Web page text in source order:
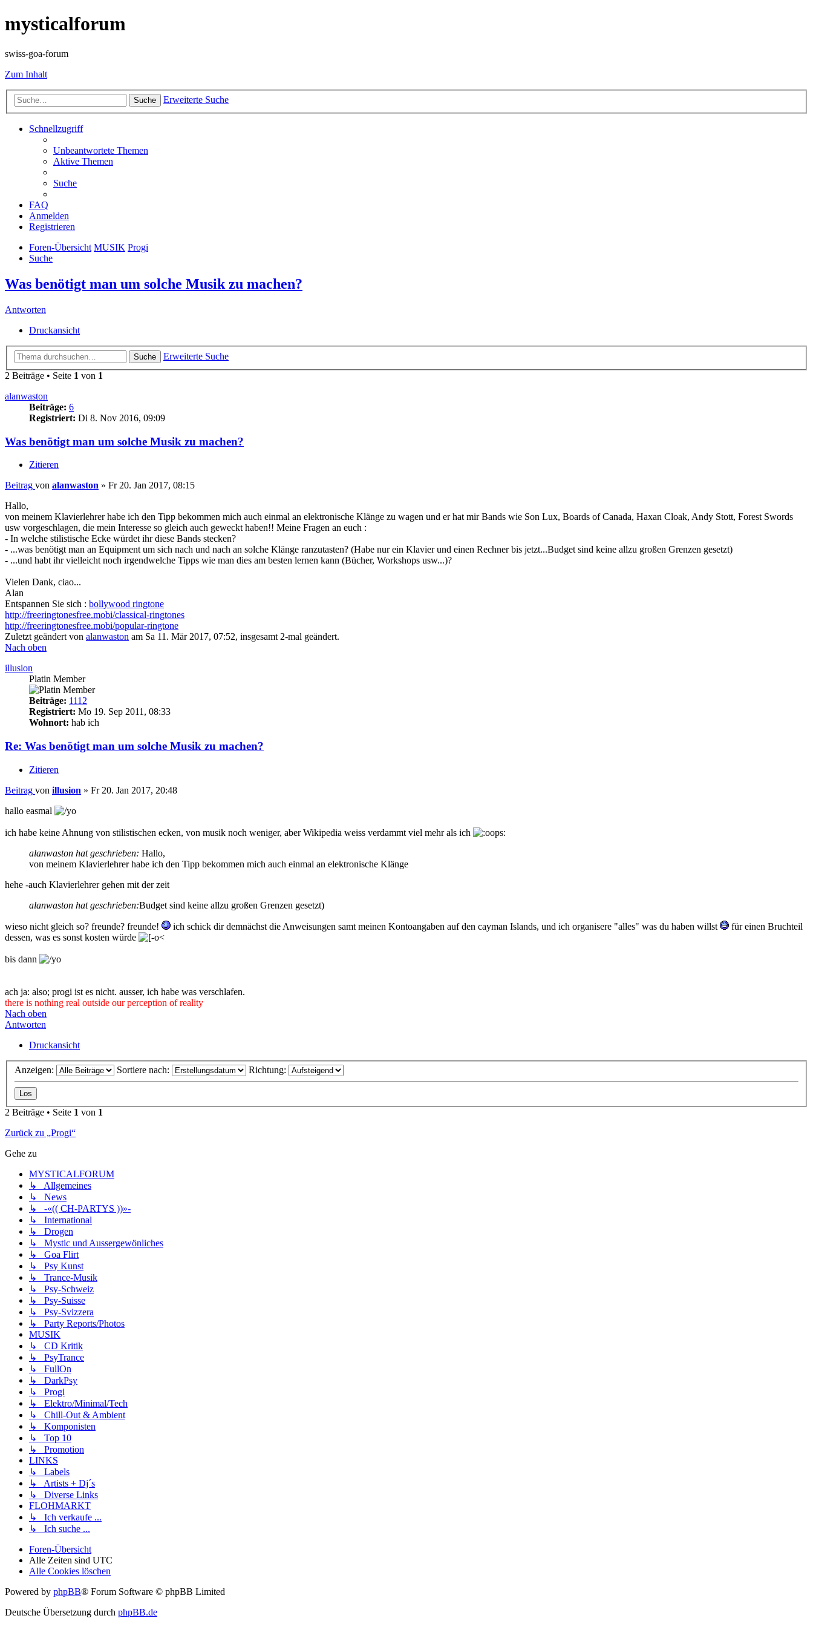
mysticalforum
swiss-goa-forum
Zum Inhalt
Suche Erweiterte Suche
Schnellzugriff
Unbeantwortete Themen
Aktive Themen
Suche
FAQ
Anmelden
Registrieren
Foren-Übersicht MUSIK Progi
Suche
Was benötigt man um solche Musik zu machen?
Antworten
Druckansicht
Suche
Erweiterte Suche
2 Beiträge • Seite 1 von 1
alanwaston
Beiträge: 6
Registriert: Di 8. Nov 2016, 09:09
Was benötigt man um solche Musik zu machen?
Zitieren
Beitrag von alanwaston » Fr 20. Jan 2017, 08:15
Hallo,
von meinem Klavierlehrer habe ich den Tipp bekommen mich auch einmal an elektronische Klänge zu wagen und er hat mir Bands wie Son Lux, Boards of Canada, Haxan Cloak, Andy Stott, Forest Swords
usw vorgeschlagen, die mein Interesse so gleich auch geweckt haben!! Meine Fragen an euch :
- In welche stilistische Ecke würdet ihr diese Bands stecken?
- ...was benötigt man an Equipment um sich nach und nach an solche Klänge ranzutasten? (Habe nur ein Klavier und einen Rechner bis jetzt...Budget sind keine allzu großen Grenzen gesetzt)
- ...und habt ihr vielleicht noch irgendwelche Tipps wie man dies am besten lernen kann (Bücher, Workshops usw...)?
Vielen Dank, ciao...
Alan
Entspannen Sie sich : bollywood ringtone
http://freeringtonesfree.mobi/classical-ringtones
http://freeringtonesfree.mobi/popular-ringtone
Zuletzt geändert von alanwaston am Sa 11. Mär 2017, 07:52, insgesamt 2-mal geändert.
Nach oben
illusion
Platin Member
Beiträge: 1112
Registriert: Mo 19. Sep 2011, 08:33
Wohnort: hab ich
Re: Was benötigt man um solche Musik zu machen?
Zitieren
Beitrag von illusion » Fr 20. Jan 2017, 20:48
hallo easmal
ich habe keine Ahnung von stilistischen ecken, von musik noch weniger, aber Wikipedia weiss verdammt viel mehr als ich
alanwaston hat geschrieben: Hallo,
von meinem Klavierlehrer habe ich den Tipp bekommen mich auch einmal an elektronische Klänge
hehe -auch Klavierlehrer gehen mit der zeit
alanwaston hat geschrieben:Budget sind keine allzu großen Grenzen gesetzt)
wieso nicht gleich so? freunde? freunde! ich schick dir demnächst die Anweisungen samt meinen Kontoangaben auf den cayman Islands, und ich organisere "alles" was du haben willst
für einen Bruchteil
dessen, was es sonst kosten würde
bis dann
ach ja: also; progi ist es nicht. ausser, ich habe was verschlafen.
there is nothing real outside our perception of reality
Nach oben
Antworten
Druckansicht
Anzeigen: Sortiere nach: Richtung:
2 Beiträge • Seite 1 von 1
Zurück zu „Progi“
Gehe zu
MYSTICALFORUM
↳ Allgemeines
↳ News
↳ -«(( CH-PARTYS ))»-
↳ International
↳ Drogen
↳ Mystic und Aussergewönliches
↳ Goa Flirt
↳ Psy Kunst
↳ Trance-Musik
↳ Psy-Schweiz
↳ Psy-Suisse
↳ Psy-Svizzera
↳ Party Reports/Photos
MUSIK
↳ CD Kritik
↳ PsyTrance
↳ FullOn
↳ DarkPsy
↳ Progi
↳ Elektro/Minimal/Tech
↳ Chill-Out & Ambient
↳ Komponisten
↳ Top 10
↳ Promotion
LINKS
↳ Labels
↳ Artists + Dj´s
↳ Diverse Links
FLOHMARKT
↳ Ich verkaufe ...
↳ Ich suche ...
Foren-Übersicht
Alle Zeiten sind UTC
Alle Cookies löschen
Powered by phpBB® Forum Software © phpBB Limited
Deutsche Übersetzung durch phpBB.de